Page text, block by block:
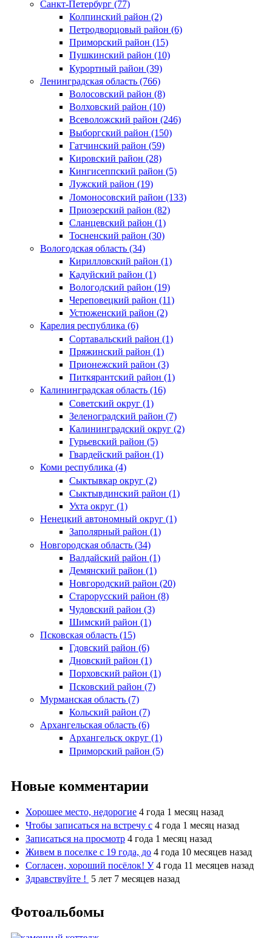
Санкт-Петербург (77)
Колпинский район (2)
Петродворцовый район (6)
Приморский район (15)
Пушкинский район (10)
Курортный район (39)
Ленинградская область (766)
Волосовский район (8)
Волховский район (10)
Всеволожский район (246)
Выборгский район (150)
Гатчинский район (59)
Кировский район (28)
Кингисеппский район (5)
Лужский район (19)
Ломоносовский район (133)
Приозерский район (82)
Сланцевский район (1)
Тосненский район (30)
Вологодская область (34)
Кирилловский район (1)
Кадуйский район (1)
Вологодский район (19)
Череповецкий район (11)
Устюженский район (2)
Карелия республика (6)
Сортавальский район (1)
Пряжинский район (1)
Прионежский район (3)
Питкярантский район (1)
Калининградская область (16)
Советский округ (1)
Зеленоградский район (7)
Калининградский округ (2)
Гурьевский район (5)
Гвардейский район (1)
Коми республика (4)
Сыктывкар округ (2)
Сыктывдинский район (1)
Ухта округ (1)
Ненецкий автономный округ (1)
Заполярный район (1)
Новгородская область (34)
Валдайский район (1)
Демянский район (1)
Новгородский район (20)
Старорусский район (8)
Чудовский район (3)
Шимский район (1)
Псковская область (15)
Гдовский район (6)
Дновский район (1)
Порховский район (1)
Псковский район (7)
Мурманская область (7)
Кольский район (7)
Архангельская область (6)
Архангельск округ (1)
Приморский район (5)
Новые комментарии
Хорошее место, недорогие 4 года 1 месяц назад
Чтобы записаться на встречу с 4 года 1 месяц назад
Записаться на просмотр 4 года 1 месяц назад
Живем в поселке с 19 года, до 4 года 10 месяцев назад
Согласен, хороший посёлок! У 4 года 11 месяцев назад
Здравствуйте ! 5 лет 7 месяцев назад
Фотоальбомы